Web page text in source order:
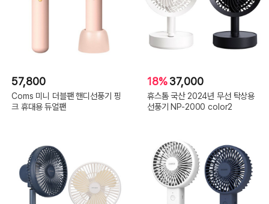
57,800
Coms 미니 더블팬 핸디선풍기 핑
크 휴대용 듀얼팬
18%37,000
휴스톰 국산 2024년 무선 탁상용
선풍기 NP-2000 color2